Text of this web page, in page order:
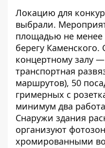
Локацию для
выбрали.
площадью не менее
берегу
концертному залу
транспортная
маршрутов), 50
гримерных с
минимум два
Снаружи здания
организуют
хромированными